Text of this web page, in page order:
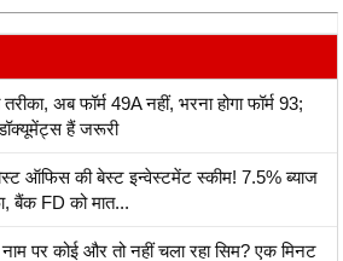
अब फॉर्म 49A नहीं, भरना होगा फॉर्म 93;
हैं जरूरी
ऑफिस की बेस्ट इन्वेस्टमेंट स्कीम! 7.5% ब्याज
बैंक FD को मात...
पर कोई और तो नहीं चला रहा सिम? एक मिनट